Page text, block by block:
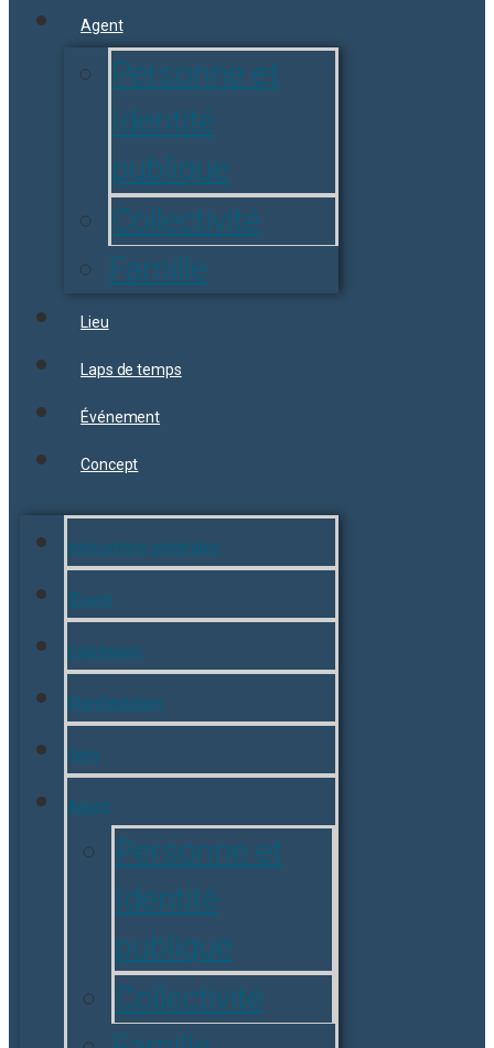
Agent
Personne et
Identité
publique
Collectivité
Famille
Lieu
Laps de temps
Événement
Concept
Instructions générales
Œuvre
Expression
Manifestation
Item
Agent
Personne et
Identité
publique
Collectivité